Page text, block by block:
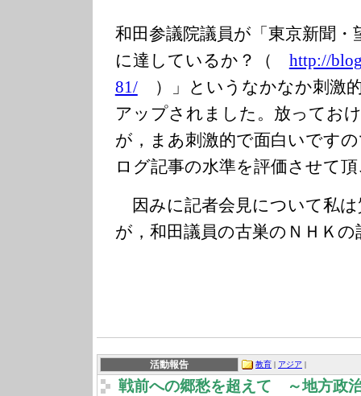
和田参議院議員が「東京新聞・
に達しているか？（ http://
81/）」というなかなか刺激
アップされました。放ってお
が，まあ刺激的で面白いです
ログ記事の水準を評価させて
因みに記者会見について私
が，和田議員の古巣のＮＨＫ
活動報告 教育 | アジア |
戦前への郷愁を超えて ～地方政